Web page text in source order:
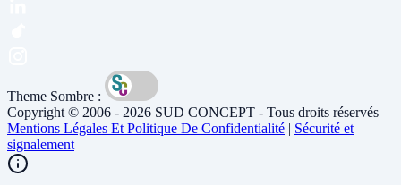
Theme Sombre :
Copyright © 2006 - 2026 SUD CONCEPT - Tous droits réservés
Mentions Légales Et Politique De Confidentialité | Sécurité et
signalement